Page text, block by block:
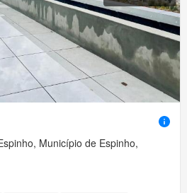
Município de Espinho,